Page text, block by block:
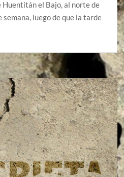
Huentitán el Bajo, al norte de
semana, luego de que la tarde